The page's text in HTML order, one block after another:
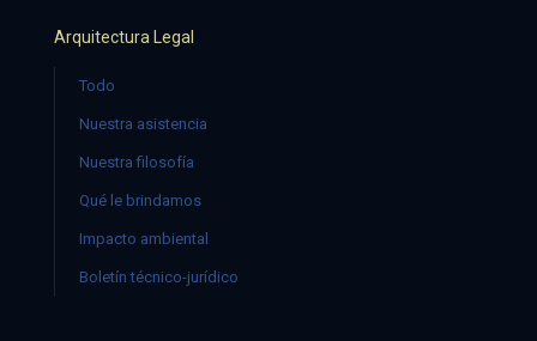
Arquitectura Legal
Todo
Nuestra asistencia
Nuestra filosofía
Qué le brindamos
Impacto ambiental
Boletín técnico-jurídico